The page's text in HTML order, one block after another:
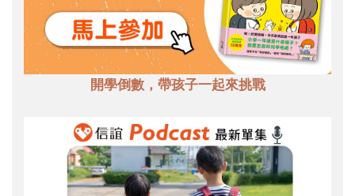
開學倒數，帶孩子一起來挑戰